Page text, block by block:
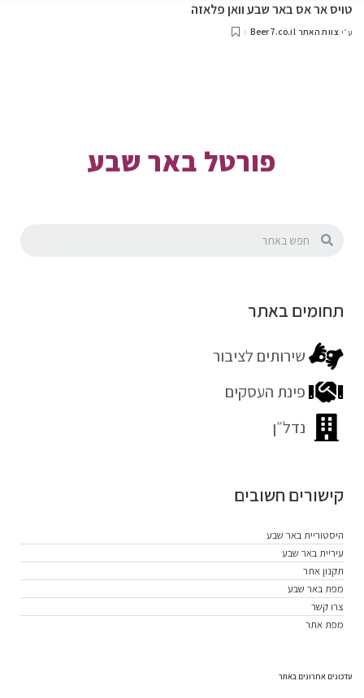
טויס אר אס באר שבע וואן פלאזה
ע״י צוות האתר Beer7.co.il
פורטל באר שבע
תחומים באתר
שירותים לציבור
פינת העסקים
נדל״ן
קישורים חשובים
היסטוריית באר שבע
עיריית באר שבע
תקנון אתר
מפת באר שבע
צרו קשר
מפת אתר
עדכונים אחרונים באתר